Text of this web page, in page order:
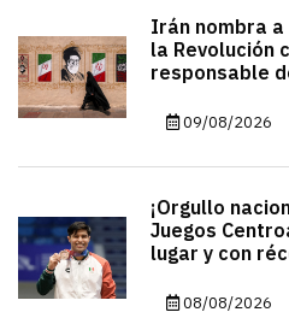
Irán nombra
la Revolución
responsable
09/08/2026
¡Orgullo
Juegos
lugar y con
08/08/2026